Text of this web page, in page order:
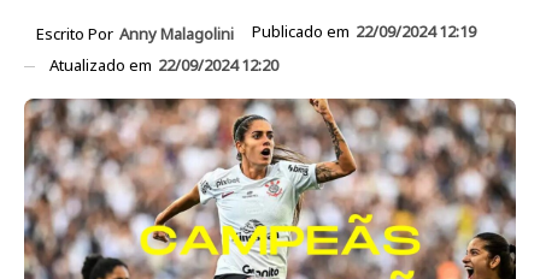
Escrito Por Anny Malagolini Publicado em 22/09/2024 12:19
Atualizado em 22/09/2024 12:20